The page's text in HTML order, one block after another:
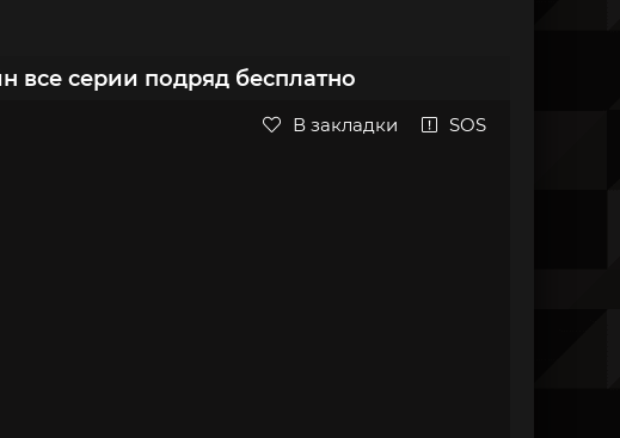
все серии подряд бесплатно
В закладки SOS